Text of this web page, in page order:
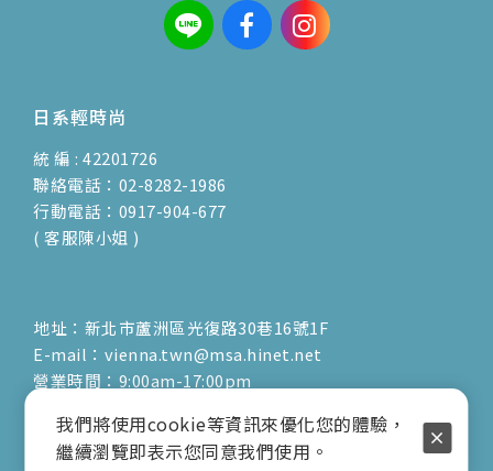
日系輕時尚
統 編 : 42201726
聯絡電話：02-8282-1986
行動電話：0917-904-677
( 客服陳小姐 )
地址：新北市蘆洲區光復路30巷16號1F
E-mail：vienna.twn@msa.hinet.net
營業時間：9:00am-17:00pm
關於 文章 服務
我們將使用cookie等資訊來優化您的體驗，
繼續瀏覽即表示您同意我們使用。